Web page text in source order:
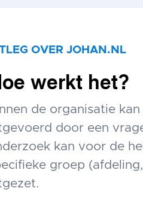
OVER JOHAN.NL
werkt het?
de organisatie
door een
kan voor de
groep